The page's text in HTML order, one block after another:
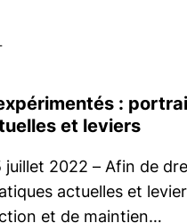
:
et leviers
2022 – Afin de
actuelles et
et de maintien…